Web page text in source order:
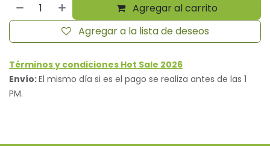
Agregar al carrito
Agregar a la lista de deseos
Términos y condiciones Hot Sale 2026
Envío:El mismo día si es el pago se realiza antes de las 1
PM.